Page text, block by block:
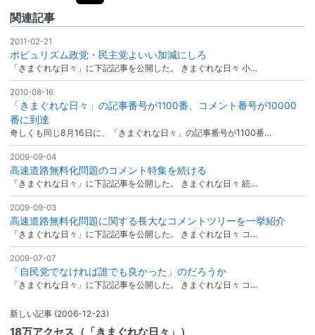
関連記事
2011-02-21
ポピュリズム政党・民主党よいい加減にしろ
「きまぐれな日々」に下記記事を公開した。 きまぐれな日々 小…
2010-08-16
「きまぐれな日々」の記事番号が1100番、コメント番号が10000
番に到達
奇しくも同じ8月16日に、「きまぐれな日々」の記事番号が1100番…
2009-09-04
高速道路無料化問題のコメント特集を続ける
「きまぐれな日々」に下記記事を公開した。 きまぐれな日々 続…
2009-09-03
高速道路無料化問題に関する長大なコメントツリーを一挙紹介
「きまぐれな日々」に下記記事を公開した。 きまぐれな日々 コ…
2009-07-07
「自民党でなければ誰でも良かった」のだろうか
「きまぐれな日々」に下記記事を公開した。 きまぐれな日々 コ…
新しい記事 (2006-12-23)
18万アクセス（「きまぐれな日々」）